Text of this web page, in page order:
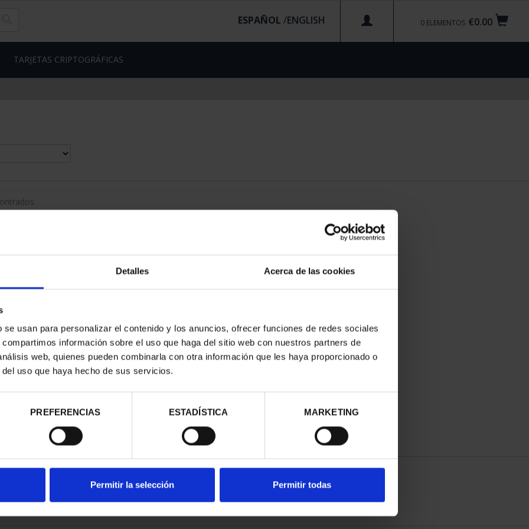
Detalles Acerca de las cookies
usan para personalizar el contenido y los anuncios, ofrecer funciones de redes sociales
información sobre el uso que haga del sitio web con nuestros partners de
web, quienes pueden combinarla con otra información que les haya proporcionado o
uso que haya hecho de sus servicios.
PREFERENCIAS ESTADÍSTICA MARKETING
Permitir la selección Permitir todas
€0.00
0 ELEMENTOS
ESPAÑOL /
TARJETAS CRIPTOGRÁFICAS
LEPANTO